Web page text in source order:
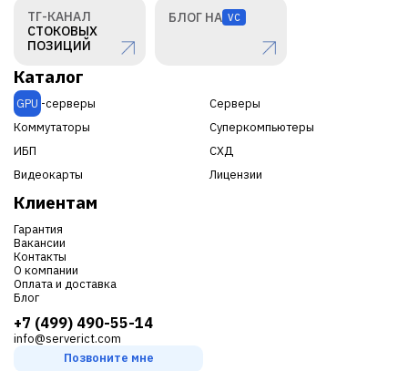
ТГ-КАНАЛ
СТОКОВЫХ
ПОЗИЦИЙ
БЛОГ НА VC
Каталог
GPU -серверы
Серверы
Коммутаторы
Суперкомпьютеры
ИБП
СХД
Видеокарты
Лицензии
Клиентам
Гарантия
Вакансии
Контакты
О компании
Оплата и доставка
Блог
+7 (499) 490-55-14
info@serverict.com
Позвоните мне